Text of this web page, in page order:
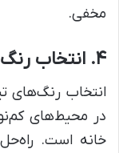
مخفی.
۴. انتخاب رنگ نامناسب برای فضا
انتخاب رنگ‌های
در محیط‌های
خانه است.